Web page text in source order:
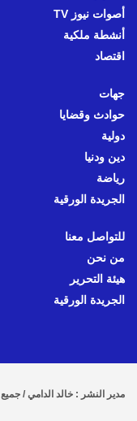
أصوات نيوز TV
أنشطة ملكية
اقتصاد
جهات
حوادث وقضايا
دولية
دين ودنيا
رياضة
الجريدة الورقية
للتواصل معنا
من نحن
هيئة التحرير
الجريدة الورقية
مدير النشر : خالد الدامي / جميع